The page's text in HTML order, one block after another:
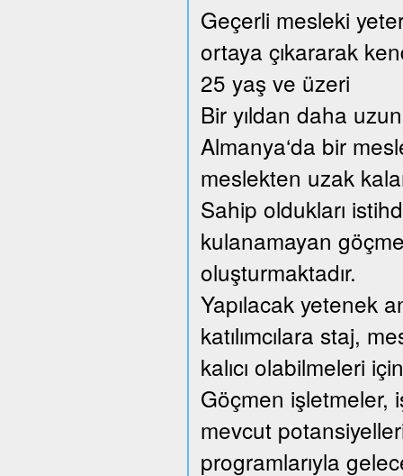
Geçerli mesleki
ortaya çıkararak
25 yaş ve üzeri
Bir yıldan daha
Almanya‘da bir
meslekten uzak
Sahip oldukları
kulanamayan
oluşturmaktadır.
Yapılacak yetenek
katılımcılara staj,
kalıcı olabilmeleri
Göçmen işletmeler,
mevcut
programlarıyla